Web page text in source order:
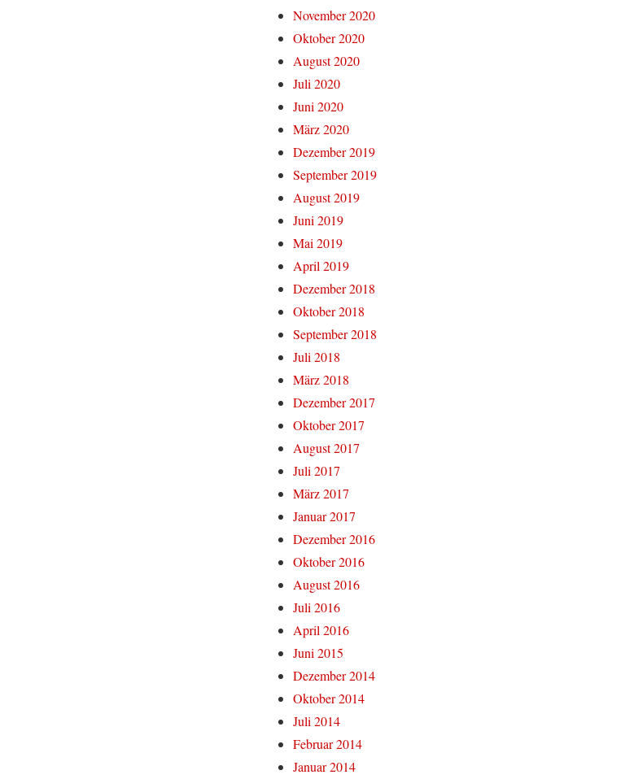
November 2020
Oktober 2020
August 2020
Juli 2020
Juni 2020
März 2020
Dezember 2019
September 2019
August 2019
Juni 2019
Mai 2019
April 2019
Dezember 2018
Oktober 2018
September 2018
Juli 2018
März 2018
Dezember 2017
Oktober 2017
August 2017
Juli 2017
März 2017
Januar 2017
Dezember 2016
Oktober 2016
August 2016
Juli 2016
April 2016
Juni 2015
Dezember 2014
Oktober 2014
Juli 2014
Februar 2014
Januar 2014